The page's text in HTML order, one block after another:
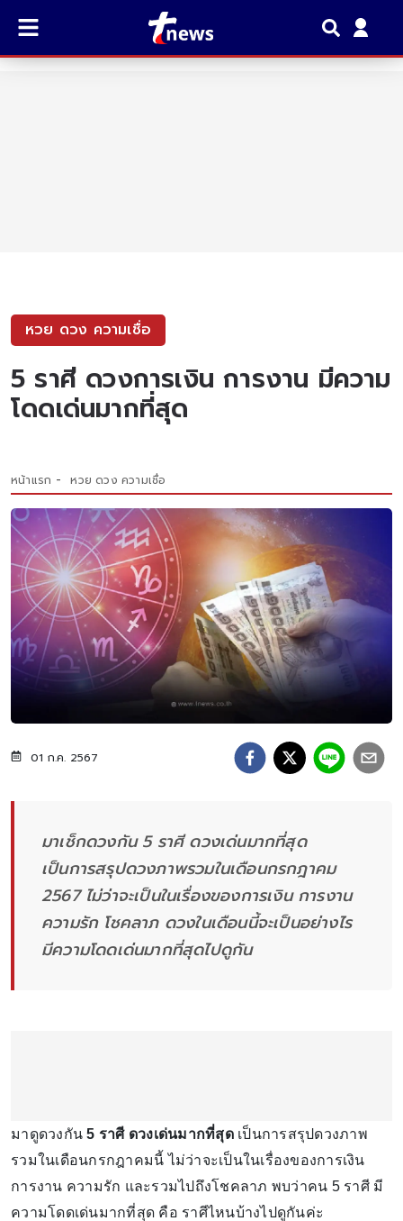
หวย ดวง ความเชื่อ
5 ราศี ดวงการเงิน การงาน มีความ
โดดเด่นมากที่สุด
หน้าแรก หวย ดวง ความเชื่อ
01 ก.ค. 2567
มาเช็กดวงกัน 5 ราศี ดวงเด่นมากที่สุด
เป็นการสรุปดวงภาพรวมในเดือนกรกฎาคม
2567 ไม่ว่าจะเป็นในเรื่องของการเงิน การงาน
ความรัก โชคลาภ ดวงในเดือนนี้จะเป็นอย่างไร
มีความโดดเด่นมากที่สุดไปดูกัน
มาดูดวงกัน5 ราศี ดวงเด่นมากที่สุดเป็นการสรุปดวงภาพ
รวมในเดือนกรกฎาคมนี้ ไม่ว่าจะเป็นในเรื่องของการเงิน
การงาน ความรัก และรวมไปถึงโชคลาภ พบว่าคน 5 ราศี มี
ความโดดเด่นมากที่สุด คือ ราศีไหนบ้างไปดูกันค่ะ